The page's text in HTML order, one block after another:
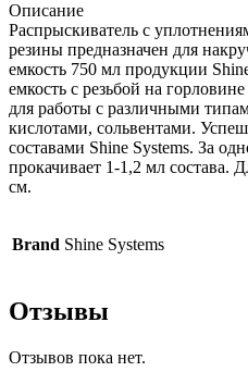
Описание
Распрыскиватель с
резины предназначен для
емкость 750 мл продукции
емкость с резьбой на
для работы с различными
кислотами, сольвентами.
составами Shine Systems. За
прокачивает 1-1,2 мл состава.
см.
Brand Shine Systems
Отзывы
Отзывов пока нет.